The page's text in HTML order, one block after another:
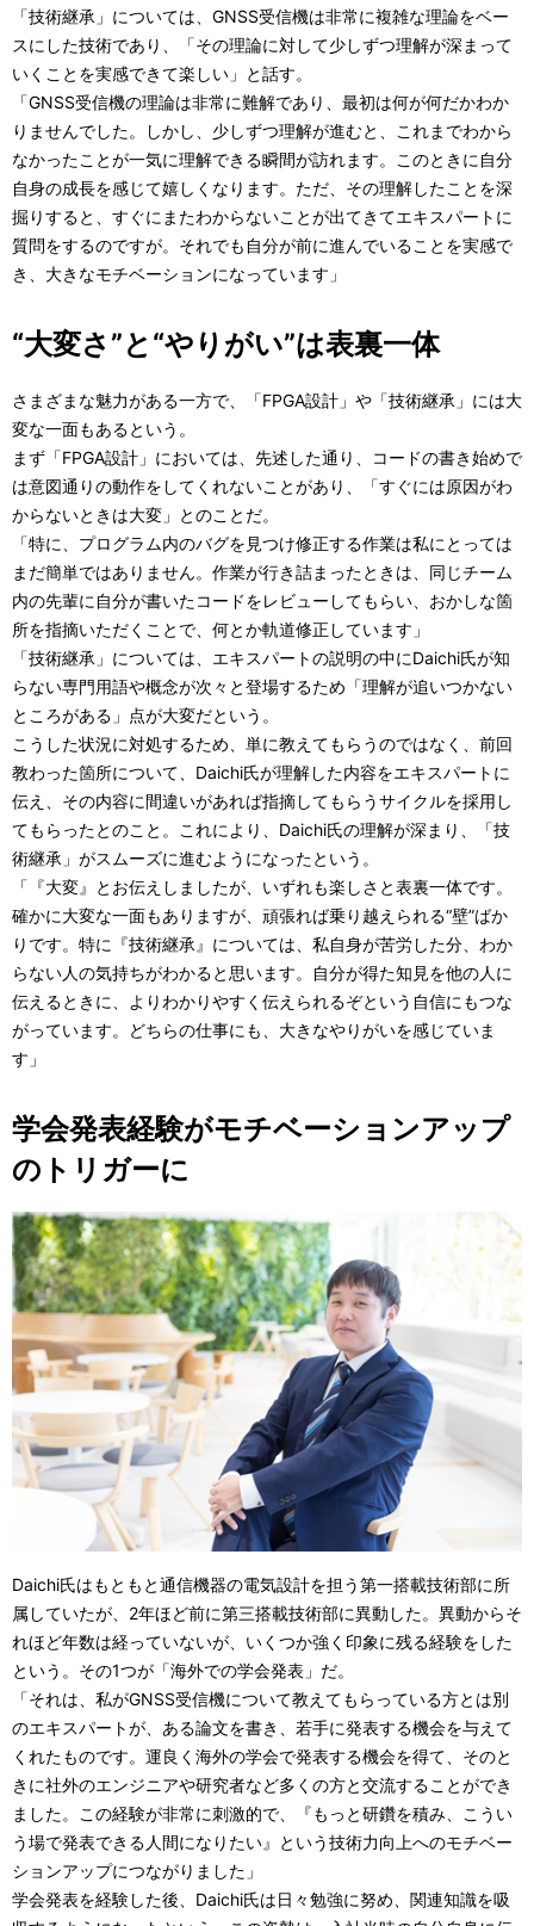
「技術継承」については、GNSS受信機は非常に複雑な理論をベー
スにした技術であり、「その理論に対して少しずつ理解が深まって
いくことを実感できて楽しい」と話す。
「GNSS受信機の理論は非常に難解であり、最初は何が何だかわか
りませんでした。しかし、少しずつ理解が進むと、これまでわから
なかったことが一気に理解できる瞬間が訪れます。このときに自分
自身の成長を感じて嬉しくなります。ただ、その理解したことを深
掘りすると、すぐにまたわからないことが出てきてエキスパートに
質問をするのですが。それでも自分が前に進んでいることを実感で
き、大きなモチベーションになっています」
“大変さ”と“やりがい”は表裏一体
さまざまな魅力がある一方で、「FPGA設計」や「技術継承」には大
変な一面もあるという。
まず「FPGA設計」においては、先述した通り、コードの書き始めで
は意図通りの動作をしてくれないことがあり、「すぐには原因がわ
からないときは大変」とのことだ。
「特に、プログラム内のバグを見つけ修正する作業は私にとっては
まだ簡単ではありません。作業が行き詰まったときは、同じチーム
内の先輩に自分が書いたコードをレビューしてもらい、おかしな箇
所を指摘いただくことで、何とか軌道修正しています」
「技術継承」については、エキスパートの説明の中にDaichi氏が知
らない専門用語や概念が次々と登場するため「理解が追いつかない
ところがある」点が大変だという。
こうした状況に対処するため、単に教えてもらうのではなく、前回
教わった箇所について、Daichi氏が理解した内容をエキスパートに
伝え、その内容に間違いがあれば指摘してもらうサイクルを採用し
てもらったとのこと。これにより、Daichi氏の理解が深まり、「技
術継承」がスムーズに進むようになったという。
「『大変』とお伝えしましたが、いずれも楽しさと表裏一体です。
確かに大変な一面もありますが、頑張れば乗り越えられる“壁”ばか
りです。特に『技術継承』については、私自身が苦労した分、わか
らない人の気持ちがわかると思います。自分が得た知見を他の人に
伝えるときに、よりわかりやすく伝えられるぞという自信にもつな
がっています。どちらの仕事にも、大きなやりがいを感じていま
す」
学会発表経験がモチベーションアップ
のトリガーに
Daichi氏はもともと通信機器の電気設計を担う第一搭載技術部に所
属していたが、2年ほど前に第三搭載技術部に異動した。異動からそ
れほど年数は経っていないが、いくつか強く印象に残る経験をした
という。その1つが「海外での学会発表」だ。
「それは、私がGNSS受信機について教えてもらっている方とは別
のエキスパートが、ある論文を書き、若手に発表する機会を与えて
くれたものです。運良く海外の学会で発表する機会を得て、そのと
きに社外のエンジニアや研究者など多くの方と交流することができ
ました。この経験が非常に刺激的で、『もっと研鑽を積み、こうい
う場で発表できる人間になりたい』という技術力向上へのモチベー
ションアップにつながりました」
学会発表を経験した後、Daichi氏は日々勉強に努め、関連知識を吸